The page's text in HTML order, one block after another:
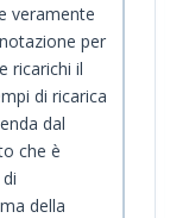
veramente
per
ricarichi il
di ricarica
dal
che è
della